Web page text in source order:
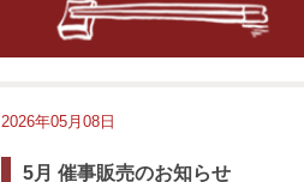
2026年05月08日
5月 催事販売のお知らせ